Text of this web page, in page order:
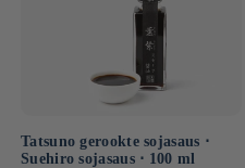
Tatsuno gerookte sojasaus ⋅
Suehiro sojasaus ⋅ 100 ml